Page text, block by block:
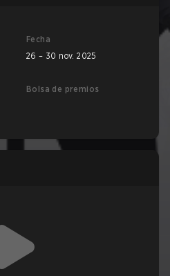
Fecha
26 – 30 nov. 2025
Bolsa de premios